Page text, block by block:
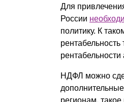
Для
России
политику. К
рентабельности
НДФЛ можно
регионам,